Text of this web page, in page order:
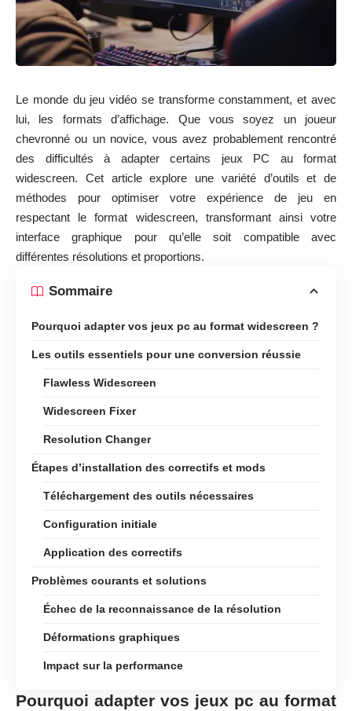
Le monde du jeu vidéo se transforme constamment, et avec
lui, les formats d’affichage. Que vous soyez un joueur
chevronné ou un novice, vous avez probablement rencontré
des difficultés à adapter certains jeux PC au format
widescreen. Cet article explore une variété d’outils et de
méthodes pour optimiser votre expérience de jeu en
respectant le format widescreen, transformant ainsi votre
interface graphique pour qu’elle soit compatible avec
différentes résolutions et proportions.
Sommaire
Pourquoi adapter vos jeux pc au format widescreen ?
Les outils essentiels pour une conversion réussie
Flawless Widescreen
Widescreen Fixer
Resolution Changer
Étapes d’installation des correctifs et mods
Téléchargement des outils nécessaires
Configuration initiale
Application des correctifs
Problèmes courants et solutions
Échec de la reconnaissance de la résolution
Déformations graphiques
Impact sur la performance
Pourquoi adapter vos jeux pc au format